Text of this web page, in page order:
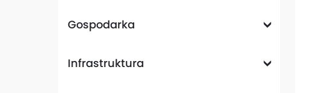
Gospodarka
Infrastruktura